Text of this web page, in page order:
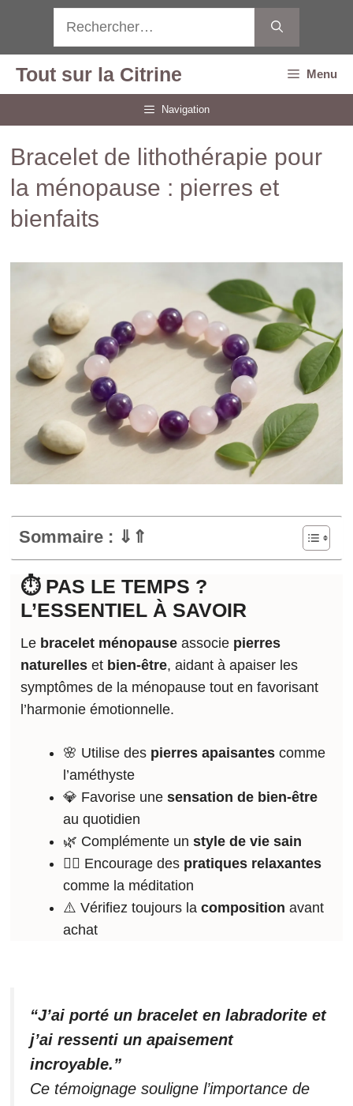
contenu
Tout sur la Citrine Menu
Navigation
Bracelet de lithothérapie pour
la ménopause : pierres et
bienfaits
Sommaire : ⇓⇑
⏱️ PAS LE TEMPS ?
L’ESSENTIEL À SAVOIR
Le bracelet ménopause associe pierres
naturelles et bien-être, aidant à apaiser les
symptômes de la ménopause tout en favorisant
l’harmonie émotionnelle.
🌸 Utilise des pierres apaisantes comme
l’améthyste
💎 Favorise une sensation de bien-être
au quotidien
🌿 Complémente un style de vie sain
🧘‍♀️ Encourage des pratiques relaxantes
comme la méditation
⚠️ Vérifiez toujours la composition avant
achat
“J’ai porté un bracelet en labradorite et
j’ai ressenti un apaisement
incroyable.”
Ce témoignage souligne l’importance de